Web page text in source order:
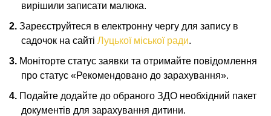
вирішили записати малюка.
Зареєструйтеся в електронну чергу для запису в
садочок на сайті Луцької міської ради.
Моніторте статус заявки та отримайте повідомлення
про статус «Рекомендовано до зарахування».
Подайте додайте до обраного ЗДО необхідний пакет
документів для зарахування дитини.